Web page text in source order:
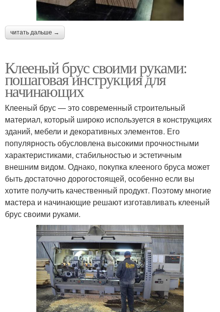
читать дальше →
Клееный брус своими руками:
пошаговая инструкция для
начинающих
Клееный брус — это современный строительный
материал, который широко используется в конструкциях
зданий, мебели и декоративных элементов. Его
популярность обусловлена высокими прочностными
характеристиками, стабильностью и эстетичным
внешним видом. Однако, покупка клееного бруса может
быть достаточно дорогостоящей, особенно если вы
хотите получить качественный продукт. Поэтому многие
мастера и начинающие решают изготавливать клееный
брус своими руками.